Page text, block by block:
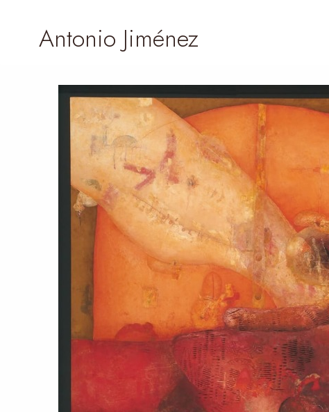
Antonio Jiménez